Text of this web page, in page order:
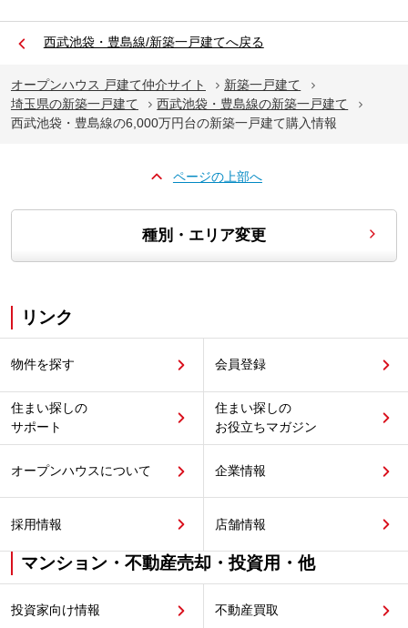
西武池袋・豊島線/新築一戸建てへ戻る
オープンハウス 戸建て仲介サイト
新築一戸建て
埼玉県の新築一戸建て
西武池袋・豊島線の新築一戸建て
西武池袋・豊島線の6,000万円台の新築一戸建て購入情報
ページの上部へ
種別・エリア変更
リンク
物件を探す 会員登録
住まい探しの
サポート
住まい探しの
お役立ちマガジン
オープンハウスについて 企業情報
採用情報 店舗情報
マンション・不動産売却・投資用・他
投資家向け情報 不動産買取